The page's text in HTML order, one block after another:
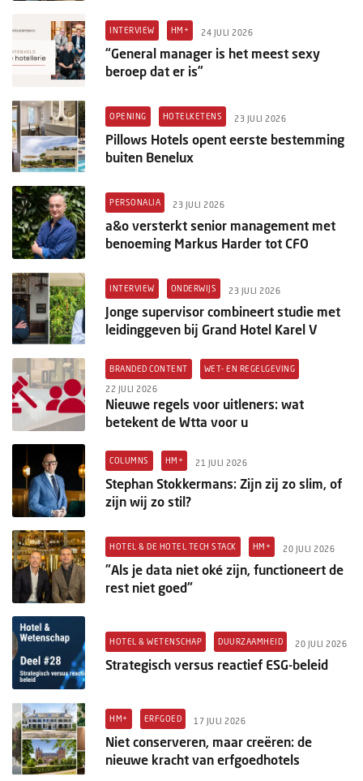
INTERVIEW HM+ 24 JULI 2026
“General manager is het meest sexy
beroep dat er is”
OPENING HOTELKETENS 23 JULI 2026
Pillows Hotels opent eerste bestemming
buiten Benelux
PERSONALIA 23 JULI 2026
a&o versterkt senior management met
benoeming Markus Harder tot CFO
INTERVIEW ONDERWIJS 23 JULI 2026
Jonge supervisor combineert studie met
leidinggeven bij Grand Hotel Karel V
BRANDED CONTENT WET- EN REGELGEVING
22 JULI 2026
Nieuwe regels voor uitleners: wat
betekent de Wtta voor u
COLUMNS HM+ 21 JULI 2026
Stephan Stokkermans: Zijn zij zo slim, of
zijn wij zo stil?
HOTEL & DE HOTEL TECH STACK HM+ 20 JULI 2026
"Als je data niet oké zijn, functioneert de
rest niet goed"
HOTEL & WETENSCHAP DUURZAAMHEID 20 JULI 2026
Strategisch versus reactief ESG-beleid
HM+ ERFGOED 17 JULI 2026
Niet conserveren, maar creëren: de
nieuwe kracht van erfgoedhotels